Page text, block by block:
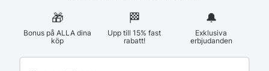
🎁
Bonus på ALLA dina
köp
🏁︎
Upp till 15% fast
rabatt!
🔔
Exklusiva
erbjudanden